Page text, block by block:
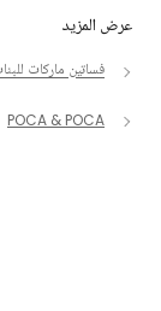
عرض المزيد
فساتين ماركات
POCA & POCA